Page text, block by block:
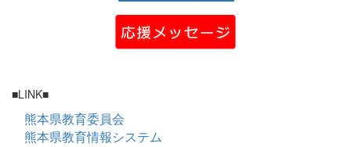
■LINK■
熊本県教育委員会
熊本県教育情報システム